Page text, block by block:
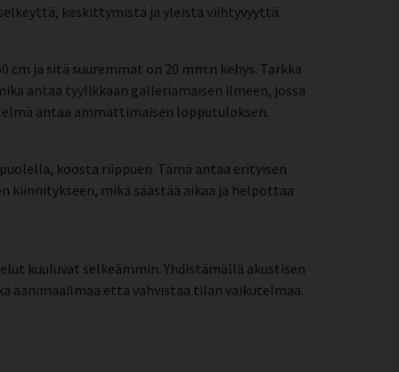
keskittymistä ja yleistä viihtyvyyttä.
cm ja sitä suuremmat on 20 mm:n kehys. Tarkka
antaa tyylikkään galleriamaisen ilmeen, jossa
antaa ammattimaisen lopputuloksen.
koosta riippuen. Tämä antaa erityisen
kiinnitykseen, mikä säästää aikaa ja helpottaa
kuuluvat selkeämmin. Yhdistämällä akustisen
äänimaailmaa että vahvistaa tilan vaikutelmaa.